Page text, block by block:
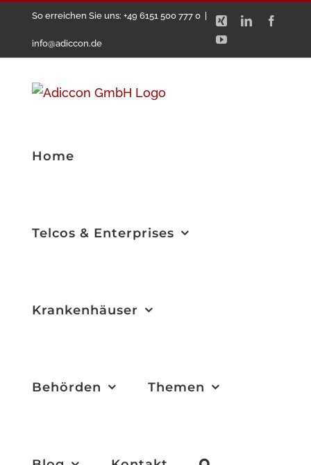
springen
So erreichen Sie uns: +49 6151 500 777 0
info@adiccon.de
Xing LinkedIn
YouTube
Home
Telcos & Enterprises
Krankenhäuser
Behörden Themen